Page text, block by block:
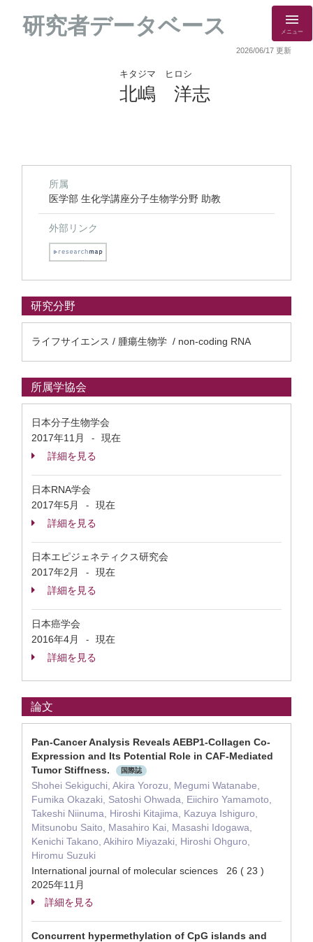
研究者データベース メニュー
2026/06/17 更新
キタジマ ヒロシ
北嶋 洋志
所属
医学部 生化学講座分子生物学分野 助教
外部リンク
研究分野
ライフサイエンス / 腫瘍生物学 / non-coding RNA
所属学協会
日本分子生物学会
2017年11月
-
現在
詳細を見る
日本RNA学会
2017年5月
-
現在
詳細を見る
日本エピジェネティクス研究会
2017年2月
-
現在
詳細を見る
日本癌学会
2016年4月
-
現在
詳細を見る
論文
Pan-Cancer Analysis Reveals AEBP1-Collagen Co-
Expression and Its Potential Role in CAF-Mediated
Tumor Stiffness.
国際誌
Shohei Sekiguchi, Akira Yorozu, Megumi Watanabe,
Fumika Okazaki, Satoshi Ohwada, Eiichiro Yamamoto,
Takeshi Niinuma, Hiroshi Kitajima, Kazuya Ishiguro,
Mitsunobu Saito, Masahiro Kai, Masashi Idogawa,
Kenichi Takano, Akihiro Miyazaki, Hiroshi Ohguro,
Hiromu Suzuki
International journal of molecular sciences 26 ( 23 )
2025年11月
詳細を見る
Concurrent hypermethylation of CpG islands and